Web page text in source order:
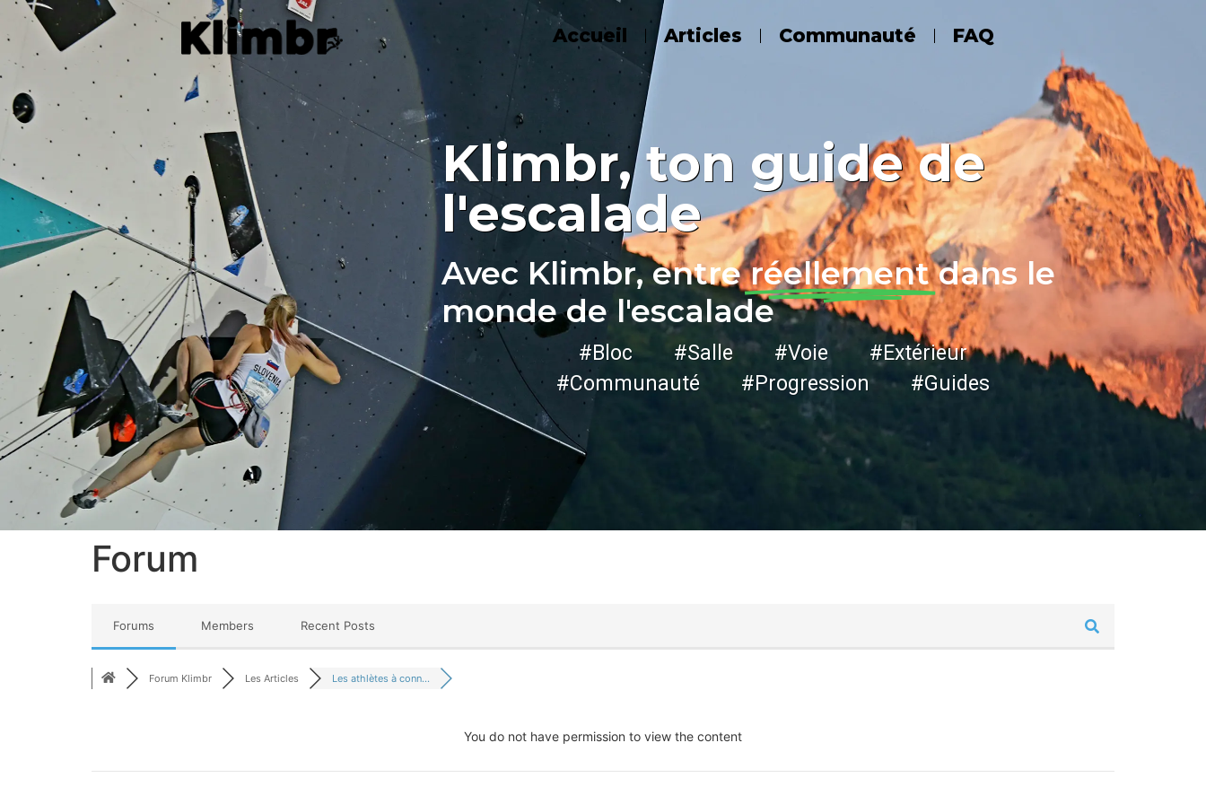
Accueil Articles Communauté FAQ
Klimbr, ton guide de
l'escalade
Avec Klimbr, entre réellement dans le
monde de l'escalade
#Bloc #Salle #Voie #Extérieur
#Communauté #Progression #Guides
Forum
Forums Members Recent Posts
Forum Klimbr Les Articles Les athlètes à conn...
You do not have permission to view the content